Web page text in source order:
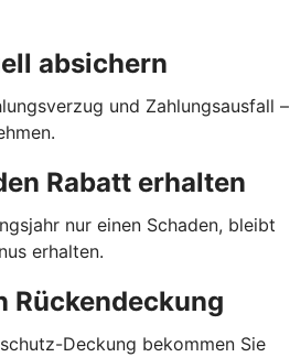
absichern
und Zahlungsausfall –
Rabatt erhalten
nur einen Schaden, bleibt
erhalten.
Rückendeckung
Deckung bekommen Sie